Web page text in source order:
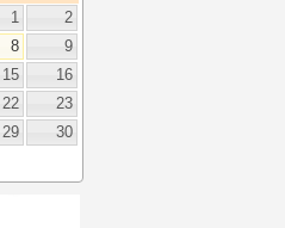
1
2
8
9
15
16
22
23
29
30